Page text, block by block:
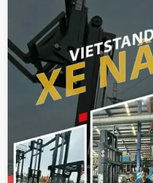
VIETSTANDARD VIỆT NAM
Xe-nang